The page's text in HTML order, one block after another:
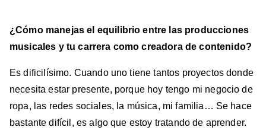
¿Cómo manejas el equilibrio entre las producciones
musicales y tu carrera como creadora de contenido?
Es dificilísimo. Cuando uno tiene tantos proyectos donde
necesita estar presente, porque hoy tengo mi negocio de
ropa, las redes sociales, la música, mi familia… Se hace
bastante difícil, es algo que estoy tratando de aprender.